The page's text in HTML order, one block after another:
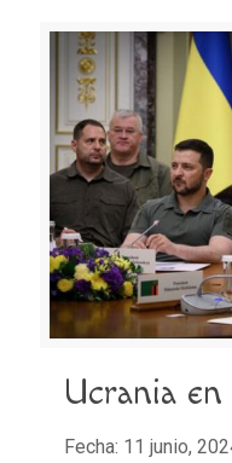
Ucrania
Fecha: 11 junio,